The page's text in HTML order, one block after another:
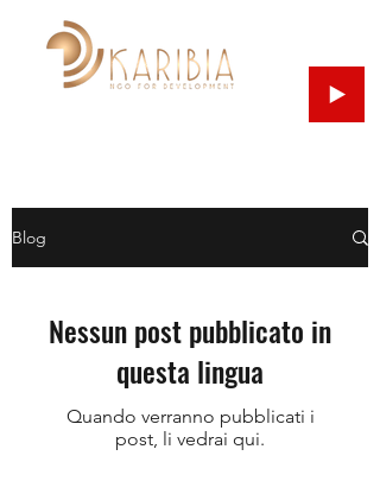
Blog
Nessun post pubblicato in
questa lingua
Quando verranno pubblicati i
post, li vedrai qui.